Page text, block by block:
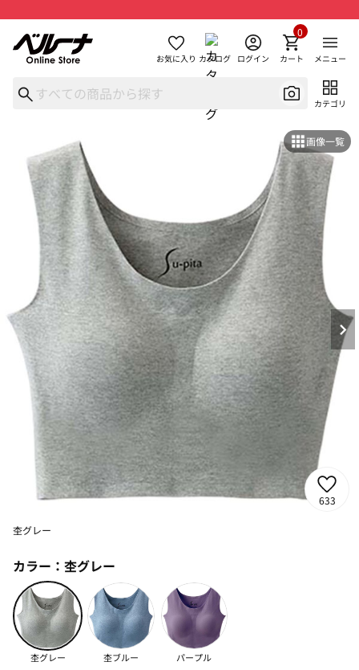
お気に入り カタログ ログイン カート
0
メニュー
カテゴリ
画像一覧
633
杢グレー
カラー： 杢グレー
杢グレー 杢ブルー パープル